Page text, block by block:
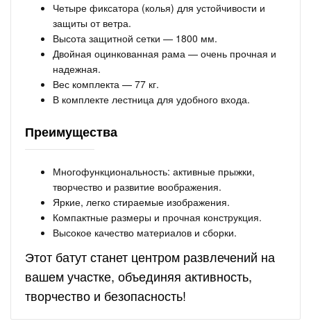
Четыре фиксатора (колья) для устойчивости и
защиты от ветра.
Высота защитной сетки — 1800 мм.
Двойная оцинкованная рама — очень прочная и
надежная.
Вес комплекта — 77 кг.
В комплекте лестница для удобного входа.
Преимущества
Многофункциональность: активные прыжки,
творчество и развитие воображения.
Яркие, легко стираемые изображения.
Компактные размеры и прочная конструкция.
Высокое качество материалов и сборки.
Этот батут станет центром развлечений на
вашем участке, объединяя активность,
творчество и безопасность!